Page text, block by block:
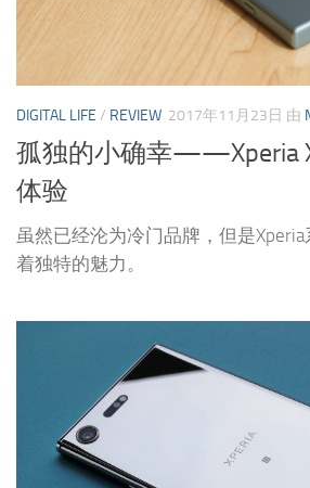
DIGITAL LIFE / REVIEW 2017年11月23日 由
孤独的小确幸——Xperia
体验
虽然已经沦为冷门品牌，但是
着独特的魅力。